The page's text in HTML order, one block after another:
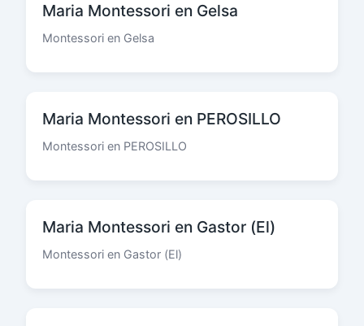
Maria Montessori en Gelsa
Montessori en Gelsa
Maria Montessori en PEROSILLO
Montessori en PEROSILLO
Maria Montessori en Gastor (El)
Montessori en Gastor (El)